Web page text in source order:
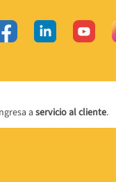
aservicio al cliente.